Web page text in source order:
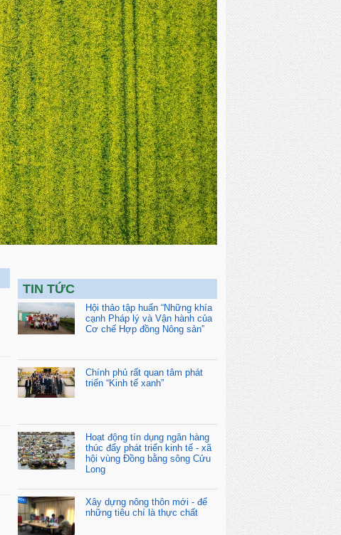
TIN TỨC
Hội thảo tập huấn “Những khía
cạnh Pháp lý và Vận hành của
Cơ chế Hợp đồng Nông sản”
Chính phủ rất quan tâm phát
triển “Kinh tế xanh”
Hoạt động tín dụng ngân hàng
thúc đẩy phát triển kinh tế - xã
hội vùng Đồng bằng sông Cửu
Long
Xây dựng nông thôn mới - để
những tiêu chí là thực chất